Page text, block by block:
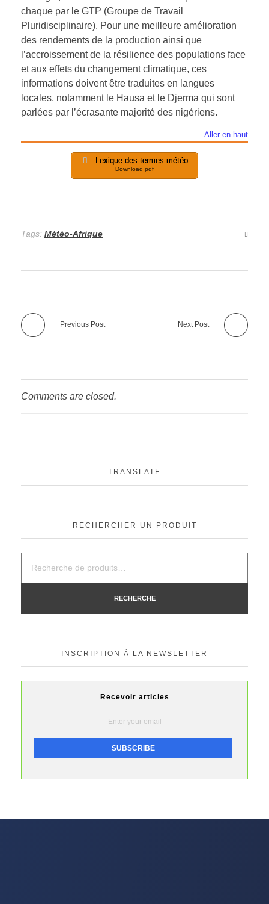
chaque par le GTP (Groupe de Travail
Pluridisciplinaire). Pour une meilleure amélioration
des rendements de la production ainsi que
l’accroissement de la résilience des populations face
et aux effets du changement climatique, ces
informations doivent être traduites en langues
locales, notamment le Hausa et le Djerma qui sont
parlées par l’écrasante majorité des nigériens.
Aller en haut
Lexique des termes météo
Download pdf
Tags: Météo-Afrique
Previous Post Next Post
Comments are closed.
TRANSLATE
RECHERCHER UN PRODUIT
RECHERCHE
INSCRIPTION À LA NEWSLETTER
Recevoir articles